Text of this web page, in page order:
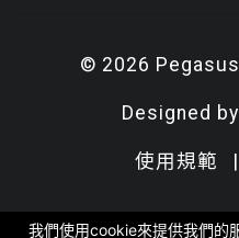
© 2026
Designed by
使用規範 |
我們使用cookie來提供我們的